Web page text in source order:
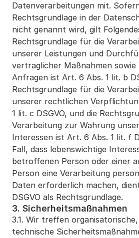
Datenverarbeitungen mit.
Rechtsgrundlage in der
nicht genannt wird, gilt
Rechtsgrundlage für die
unserer Leistungen und
vertraglicher Maßnahmen
Anfragen ist Art. 6 Abs. 1 lit. b
Rechtsgrundlage für die
unserer rechtlichen
1 lit. c DSGVO, und die
Verarbeitung zur Wahrung
Interessen ist Art. 6 Abs. 1 lit. f
Fall, dass lebenswichtige
betroffenen Person oder einer
Person eine Verarbeitung
Daten erforderlich machen,
DSGVO als Rechtsgrundlage.
3. Sicherheitsmaßnahmen
3.1. Wir treffen
technische